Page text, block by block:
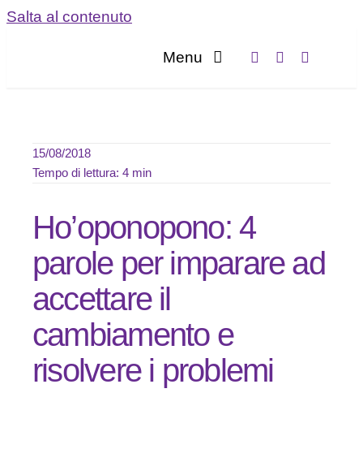
Salta al contenuto
Menu
Blog
15/08/2018
Tempo di lettura: 4 min
Ho’oponopono: 4
parole per imparare ad
accettare il
cambiamento e
risolvere i problemi